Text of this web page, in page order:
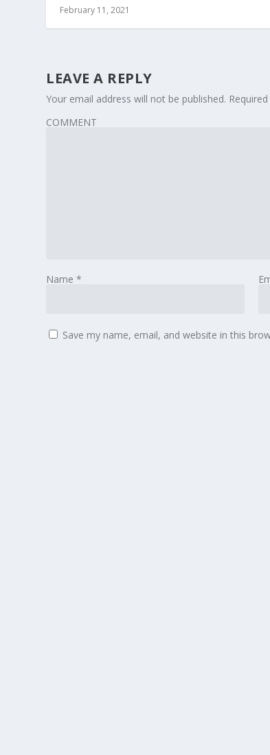
February 11, 2021
LEAVE A REPLY
Your email address will not be published.
COMMENT
Name*
Save my name, email, and website in this